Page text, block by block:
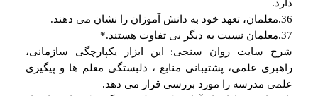
دارد.
36.معلمان، تعهد خود به دانش آموزان را نشان می دهند.
37.معلمان نسبت به دیگر بی تفاوت هستند.*
شرح سایت روان سنجی: این ابزار یکپارچگی سازمانی،
راهبری علمی، پشتیبانی منابع ، دلبستگی معلم ها و پیگیری
علمی مدرسه را مورد بررسی قرار می دهد.